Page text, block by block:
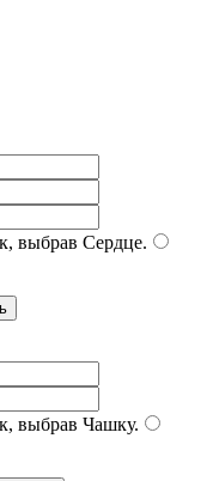
выбрав Сердце.
выбрав Чашку.